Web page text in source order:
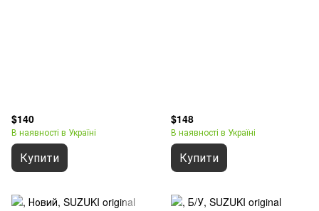
$140
В наявності в Україні
Купити
$148
В наявності в Україні
Купити